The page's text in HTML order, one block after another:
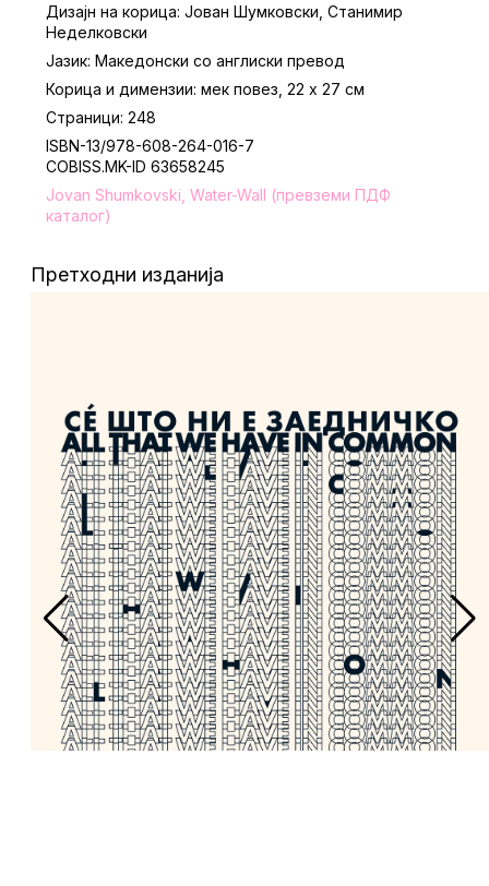
Дизајн на корица: Јован Шумковски, Станимир
Неделковски
Јазик: Македонски со англиски превод
Корица и димензии: мек повез, 22 х 27 см
Страници: 248
ISBN-13/978-608-264-016-7
COBISS.MK-ID 63658245
Jovan Shumkovski, Water-Wall (превземи ПДФ
каталог)
Претходни изданија